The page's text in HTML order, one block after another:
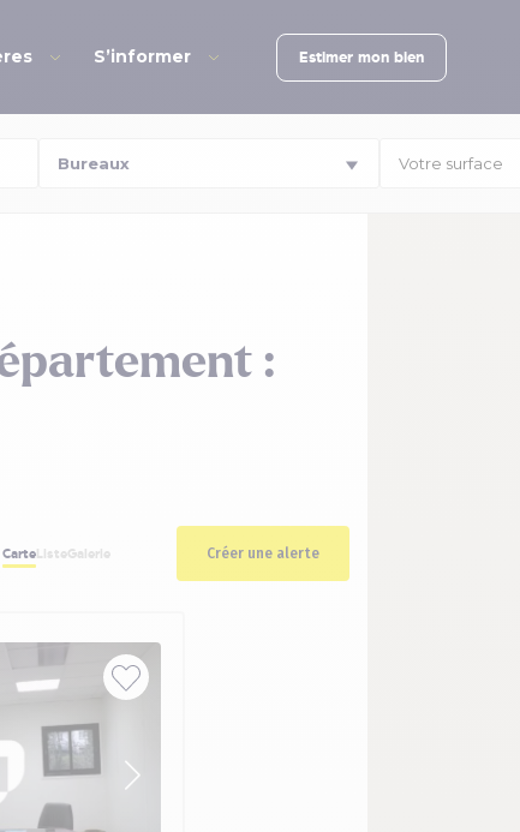
S’informer Estimer mon bien
Votre surface
:
CarteListeGalerie Créer une alerte